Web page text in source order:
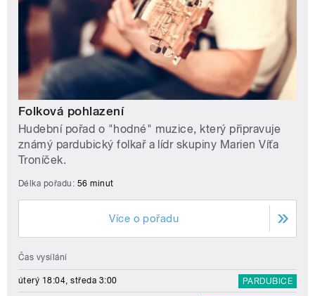
Folková pohlazení
Hudební pořad o "hodné" muzice, který připravuje
známý pardubický folkař a lídr skupiny Marien Víťa
Troníček.
Délka pořadu: 56 minut
Více o pořadu
Čas vysílání
úterý 18:04, středa 3:00 PARDUBICE